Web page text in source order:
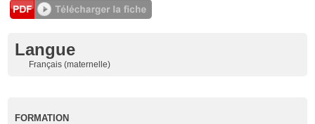
Langue
Français (maternelle)
FORMATION